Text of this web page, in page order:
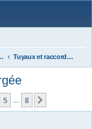
protections...), Tuyaux et raccords, Bondes de fond, Evacuations
5 8